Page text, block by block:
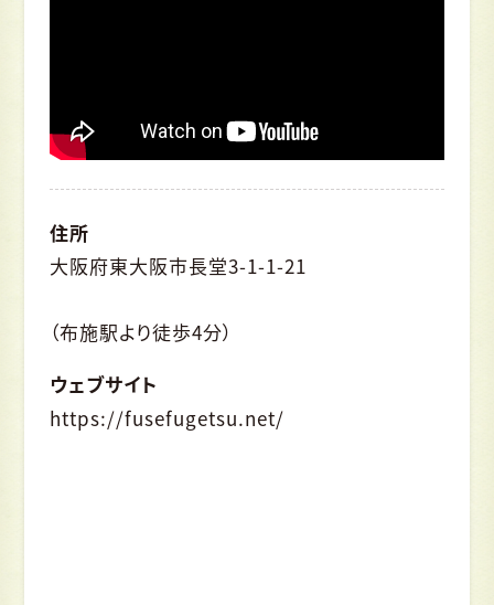
住所
大阪府東大阪市長堂3-1-1-21
（布施駅より徒歩4分）
ウェブサイト
https://fusefugetsu.net/